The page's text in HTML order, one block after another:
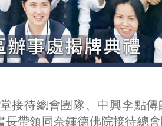
接待總會團隊、中興李點
帶領同奈鍾德佛院接待總會